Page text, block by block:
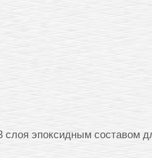
слоя эпоксидным составом